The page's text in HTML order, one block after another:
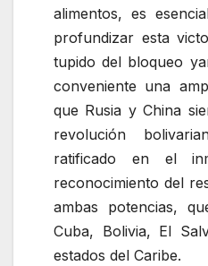
alimentos, es
profundizar esta
tupido del bloqueo
conveniente una
que Rusia y China
revolución
ratificado en el
reconocimiento del
ambas potencias,
Cuba, Bolivia, El
estados del Caribe.